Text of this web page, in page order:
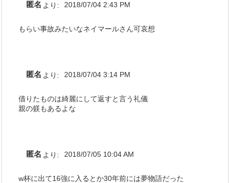
匿名 より: 2018/07/04 2:43 PM
もらい事故みたいなネイマールさん可哀想
匿名 より: 2018/07/04 3:14 PM
借りたものは綺麗にして返すと言う礼儀
親の躾もあるよな
匿名 より: 2018/07/05 10:04 AM
w杯に出て16強に入るとか30年前には夢物語だった